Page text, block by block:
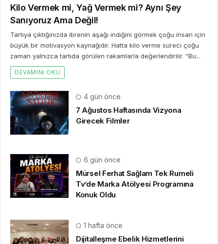
Kilo Vermek mi, Yağ Vermek mi? Aynı Şey
Sanıyoruz Ama Değil!
Tartıya çıktığınızda ibrenin aşağı indiğini görmek çoğu insan için
büyük bir motivasyon kaynağıdır. Hatta kilo verme süreci çoğu
zaman yalnızca tartıda görülen rakamlarla değerlendirilir. “Bu...
DEVAMINI OKU
4 gün önce
7 Ağustos Haftasında Vizyona
Girecek Filmler
6 gün önce
Mürsel Ferhat Sağlam Tek Rumeli
Tv’de Marka Atölyesi Programına
Konuk Oldu
1 hafta önce
Dijitalleşme Ebelik Hizmetlerini